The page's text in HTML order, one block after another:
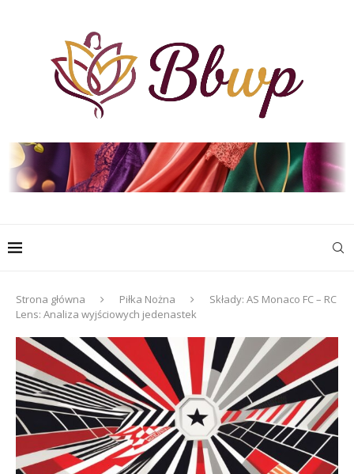
Strona główna Piłka Nożna
Składy: AS Monaco FC – RC
Lens: Analiza wyjściowych jedenastek